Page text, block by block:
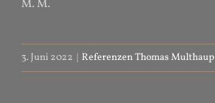
M. M.
3. Juni 2022 | Referenzen Thomas Multhaup